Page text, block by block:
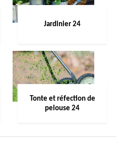
Jardinier 24
Tonte et réfection de
pelouse 24